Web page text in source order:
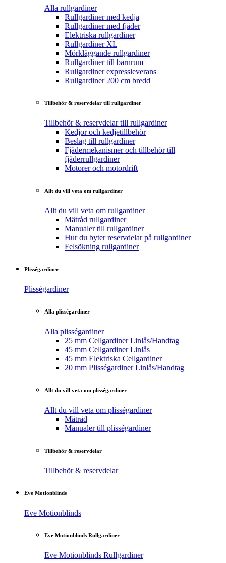
Alla rullgardiner
Rullgardiner med kedja
Rullgardiner med fjäder
Elektriska rullgardiner
Rullgardiner XL
Mörkläggande rullgardiner
Rullgardiner till barnrum
Rullgardiner expressleverans
Rullgardiner 200 cm bredd
Tillbehör & reservdelar till rullgardiner
Tillbehör & reservdelar till rullgardiner
Kedjor och kedjetillbehör
Beslag till rullgardiner
Fjädermekanismer och tillbehör till
fjäderrullgardiner
Motorer och motordrift
Allt du vill veta om rullgardiner
Allt du vill veta om rullgardiner
Mätråd rullgardiner
Manualer till rullgardiner
Hur du byter reservdelar på rullgardiner
Felsökning rullgardiner
Plisségardiner
Plisségardiner
Alla plisségardiner
Alla plisségardiner
25 mm Cellgardiner Linlås/Handtag
45 mm Cellgardiner Linlås
45 mm Elektriska Cellgardiner
20 mm Plisségardiner Linlås/Handtag
Allt du vill veta om plisségardiner
Allt du vill veta om plisségardiner
Mätråd
Manualer till plisségardiner
Tillbehör & reservdelar
Tillbehör & reservdelar
Eve Motionblinds
Eve Motionblinds
Eve Motionblinds Rullgardiner
Eve Motionblinds Rullgardiner